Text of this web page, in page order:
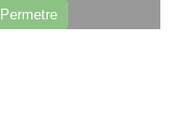
Permetre